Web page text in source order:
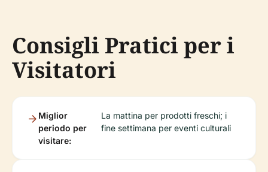
Consigli Pratici per i
Visitatori
Miglior
periodo per
visitare:
La mattina per prodotti freschi; i
fine settimana per eventi culturali